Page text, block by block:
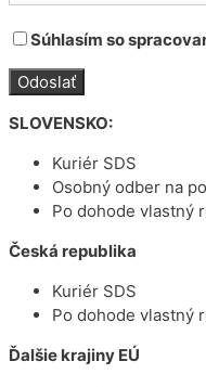
Súhlasím so
SLOVENSKO:
Kuriér SDS
Osobný odber na
Po dohode vlastný
Česká republika
Kuriér SDS
Po dohode vlastný
Ďalšie krajiny EÚ